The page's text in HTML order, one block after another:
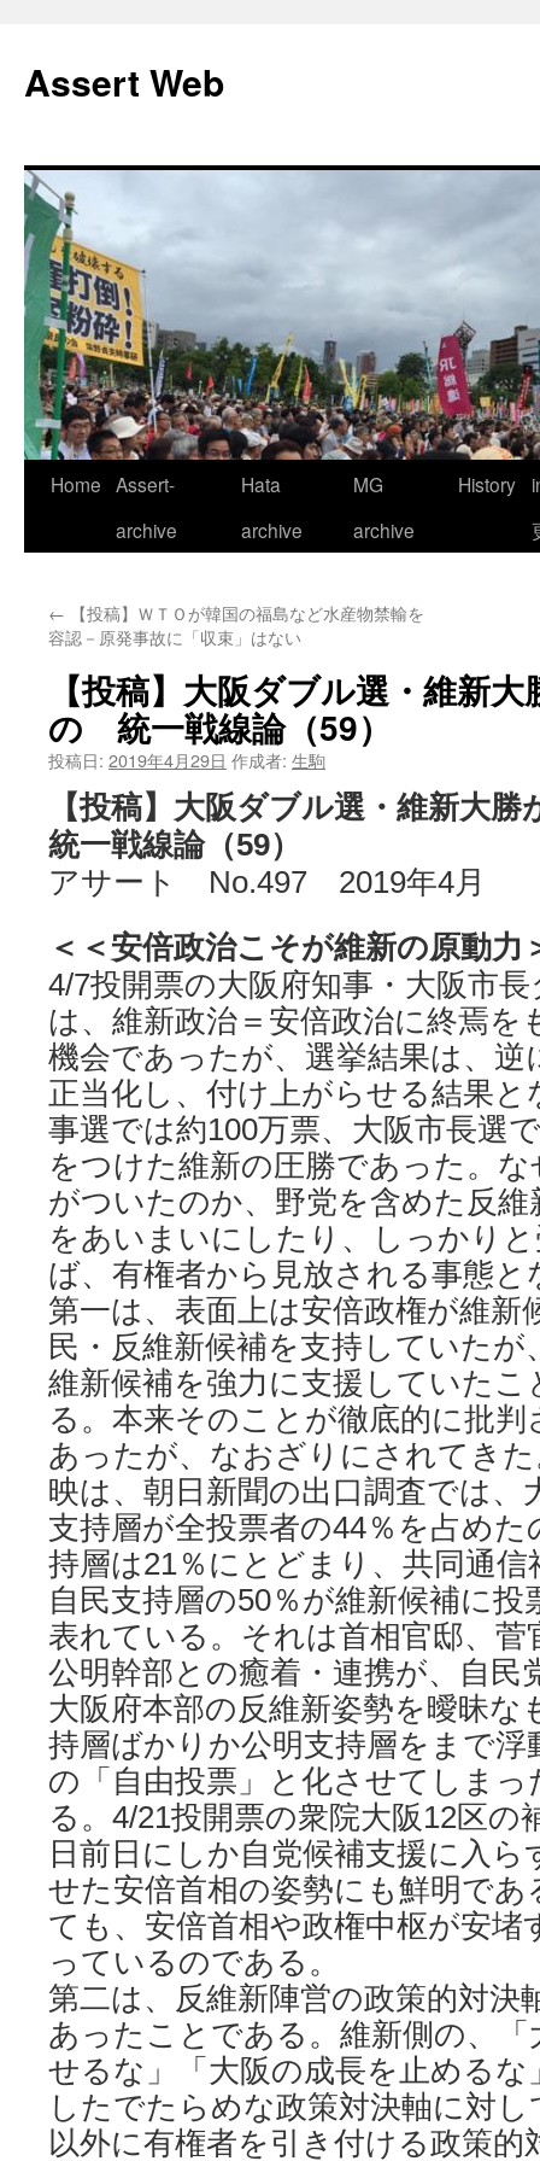
テ
ン
ス
キ
ッ
プ
Assert Web
Home Assert-
archive
Hata
archive
MG
archive
History
← 【投稿】ＷＴＯが韓国の福島など水産物禁輸を
容認－原発事故に「収束」はない
【投稿】大阪ダブル選・維新
の 統一戦線論（59）
投稿日: 2019年4月29日 作成者: 生駒
【投稿】大阪ダブル選・維新大
統一戦線論（59）
アサート No.497 2019年4月
＜＜安倍政治こそが維新の原動力
4/7投開票の大阪府知事・大阪市
は、維新政治＝安倍政治に終焉
機会であったが、選挙結果は、逆
正当化し、付け上がらせる結果
事選では約100万票、大阪市長選
をつけた維新の圧勝であった。
がついたのか、野党を含めた反
をあいまいにしたり、しっかり
ば、有権者から見放される事態と
第一は、表面上は安倍政権が維新
民・反維新候補を支持していたが
維新候補を強力に支援していたこ
る。本来そのことが徹底的に批
あったが、なおざりにされてき
映は、朝日新聞の出口調査では、
支持層が全投票者の44％を占め
持層は21％にとどまり、共同通
自民支持層の50％が維新候補に
表れている。それは首相官邸、菅
公明幹部との癒着・連携が、自民
大阪府本部の反維新姿勢を曖昧な
持層ばかりか公明支持層をまで浮
の「自由投票」と化させてしま
る。4/21投開票の衆院大阪12区の
日前日にしか自党候補支援に入ら
せた安倍首相の姿勢にも鮮明であ
ても、安倍首相や政権中枢が安堵
っているのである。
第二は、反維新陣営の政策的対決
あったことである。維新側の、
せるな」「大阪の成長を止める
したでたらめな政策対決軸に対
以外に有権者を引き付ける政策的